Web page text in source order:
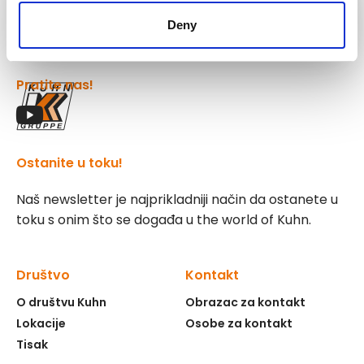
Deny
Kuhn
Ostanite u toku!
Naš newsletter je najprikladniji način da ostanete u
toku s onim što se događa u the world of Kuhn.
Društvo
O društvu Kuhn
Lokacije
Tisak
Kontakt
Obrazac za kontakt
Osobe za kontakt
Pratite nas!